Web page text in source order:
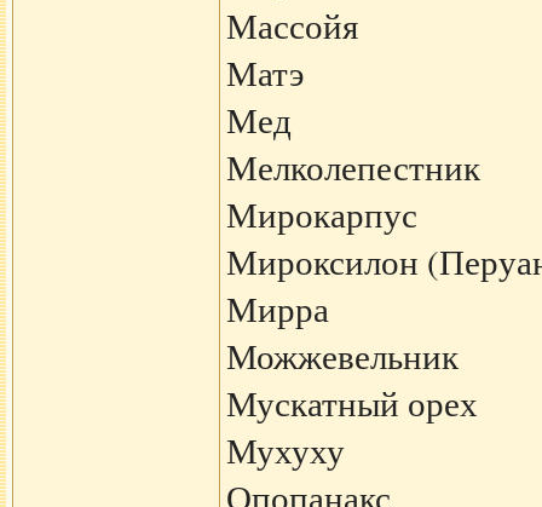
Массойя
Матэ
Мед
Мелколепестник
Мирокарпус
Мироксилон
Мирра
Можжевельник
Мускатный орех
Мухуху
Опопанакс